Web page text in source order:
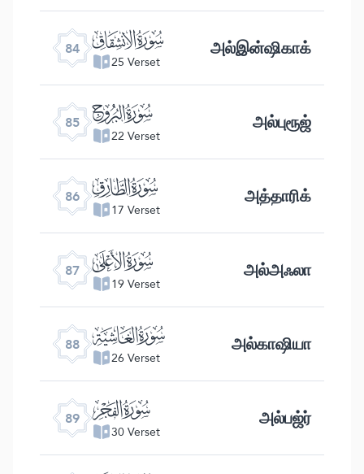
84 ﰁ
25 Verset அல்இன்ஷிகாக்
85 ﰂ
22 Verset அல்புரூஜ்
86 ﰃ
17 Verset அத்தாரிக்
87 ﰄ
19 Verset அல்அஃலா
88 ﰅ
26 Verset அல்காஷியா
89 ﰆ
30 Verset அல்பஜ்ர்